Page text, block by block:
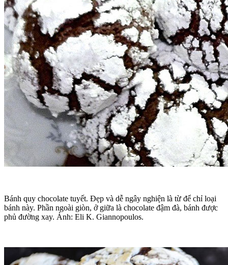
Bánh quy chocolate tuyết. Đẹp và dễ ngây nghiện là từ để chỉ loại
bánh này. Phần ngoài giòn, ở giữa là chocolate đậm đà, bánh được
phủ đường xay. Ảnh: Eli K. Giannopoulos.